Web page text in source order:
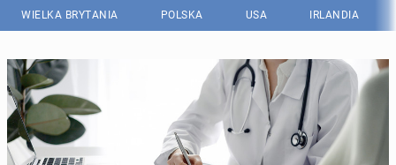
WIELKA BRYTANIA POLSKA USA IRLANDIA